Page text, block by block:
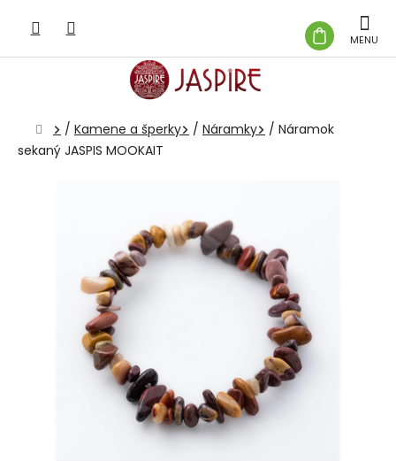
obsah
KOŠÍK
Domov
/ Kamene a šperky / Náramky / Náramok
sekaný JASPIS MOOKAIT